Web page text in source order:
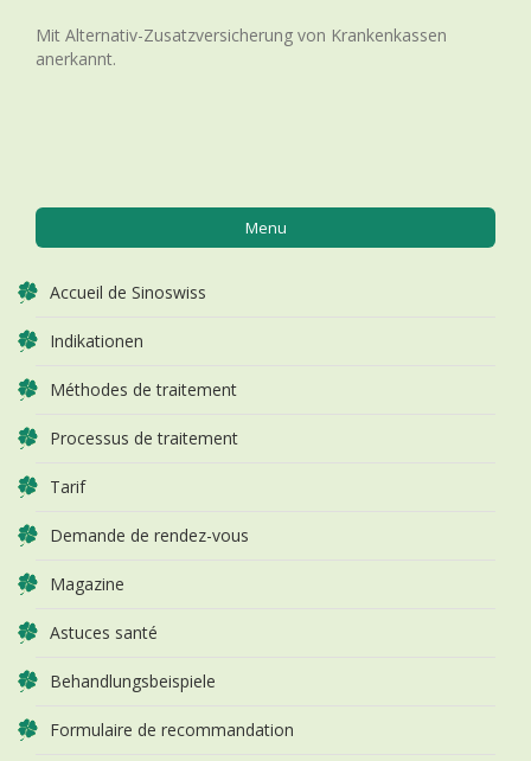
Mit Alternativ-Zusatzversicherung von Krankenkassen
anerkannt.
Menu
Accueil de Sinoswiss
Indikationen
Méthodes de traitement
Processus de traitement
Tarif
Demande de rendez-vous
Magazine
Astuces santé
Behandlungsbeispiele
Formulaire de recommandation